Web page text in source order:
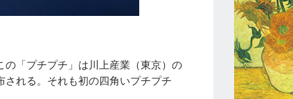
「プチプチ」は川上産業（東京）の
れる。それも初の四角いプチプチ